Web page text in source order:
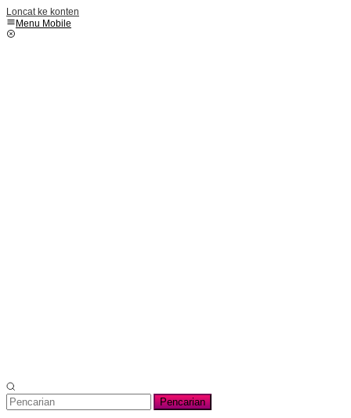
Loncat ke konten
Menu Mobile
Pencarian